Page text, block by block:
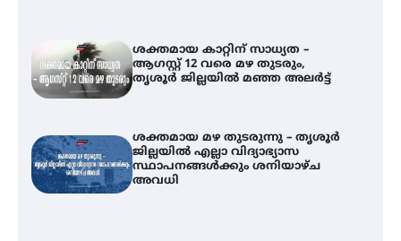
ശക്തമായ കാറ്റിന് സാധ്യത –
ആഗസ്റ്റ് 12 വരെ മഴ തുടരും,
തൃശൂർ ജില്ലയിൽ മഞ്ഞ അലർട്ട്
ശക്തമായ മഴ തുടരുന്നു – തൃശൂർ
ജില്ലയിൽ എല്ലാ വിദ്യാഭ്യാസ
സ്ഥാപനങ്ങൾക്കും ശനിയാഴ്ച
അവധി